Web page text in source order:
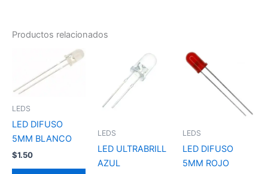
Productos relacionados
LEDS
LED DIFUSO
5MM BLANCO
$1.50
LEDS
LED ULTRABRILL
AZUL
LEDS
LED DIFUSO
5MM ROJO